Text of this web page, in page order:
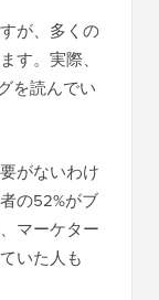
が、多くの
す。実際、
を読んでい
がないわけ
の52%がブ
マーケター
いた人も